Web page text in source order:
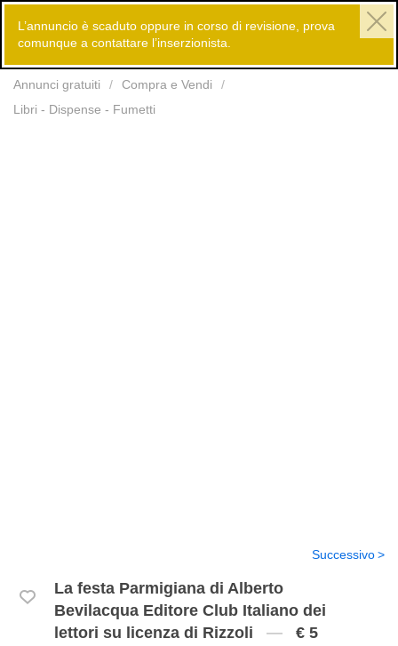
Annunci gratuiti
Compra e Vendi
Libri - Dispense - Fumetti
L’annuncio è scaduto oppure in corso di revisione, prova
comunque a contattare l’inserzionista.
La festa Parmigiana di Alberto
Bevilacqua Editore Club Italiano dei
lettori su licenza di Rizzoli
€ 5
Successivo